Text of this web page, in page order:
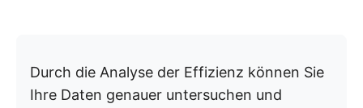
Durch die Analyse der Effizienz können Sie
Ihre Daten genauer untersuchen und